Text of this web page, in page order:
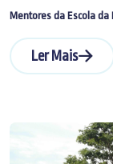
Mentores da Escola
Ler Mais